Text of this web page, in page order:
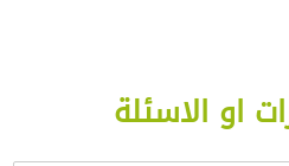
او الاسئلة